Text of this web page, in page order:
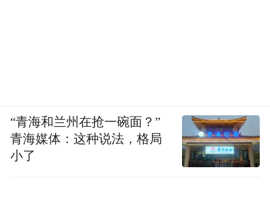
“青海和兰州在抢一碗面？”
青海媒体：这种说法，格局
小了